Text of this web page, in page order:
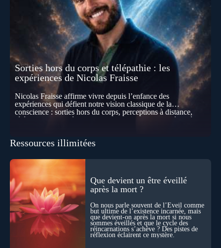
Sorties hors du corps et télépathie : les
expériences de Nicolas Fraisse
Nicolas Fraisse affirme vivre depuis l’enfance des
expériences qui défient notre vision classique de la
conscience : sorties hors du corps, perceptions à distance,
télépathie spontanée… Comment accueillir ces phénomènes
les pensées d’autrui ? Que deviennent l’espace, le temps… et
disparaître ? Au fil de cet échange, Nicolas raconte ses
expériences les plus troublantes : visions vérifiées,
explorations du cosmos, présence d’autres consciences
durant ses sorties, protocoles scientifiques… et toujours, cette
sensation étrange d’être relié à bien plus vaste que lui-même
! Sommes-nous à l’aube d’une révolution de la conscience ?
Sans doute. Mais encore faut-il accepter d’explorer ces
territoires avec lucidité, et rigueur…
Ressources illimitées
Que devient un être éveillé
après la mort ?
On nous parle souvent de l’Éveil comme
but ultime de l’existence incarnée, mais
que devient-on après la mort si nous
sommes éveillés et que le cycle des
réincarnations s’achève ? Des pistes de
réflexion éclairent ce mystère.